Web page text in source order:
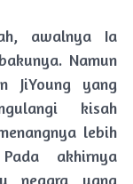
awalnya Ia
Namun
JiYoung yang
kisah
lebih
akhirnya
negara yang